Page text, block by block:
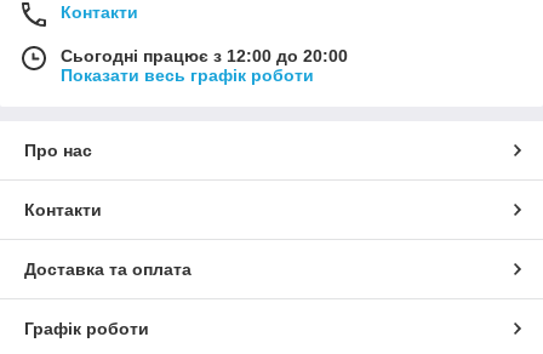
Контакти
Сьогодні працює з 12:00 до 20:00
Показати весь графік роботи
Про нас
Контакти
Доставка та оплата
Графік роботи